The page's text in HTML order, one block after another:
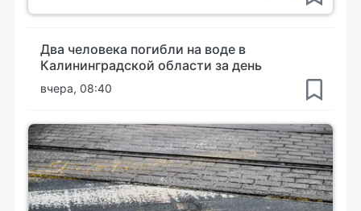
Два человека погибли на воде в
Калининградской области за день
вчера, 08:40